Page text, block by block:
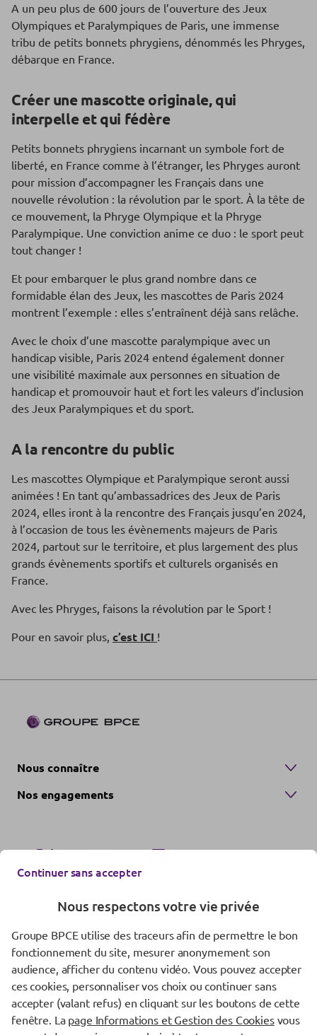
A un peu plus de 600 jours de l’ouverture des Jeux
Olympiques et Paralympiques de Paris, une immense
tribu de petits bonnets phrygiens, dénommés les Phryges,
débarque en France.
Créer une mascotte originale, qui
interpelle et qui fédère
Petits bonnets phrygiens incarnant un symbole fort de
liberté, en France comme à l’étranger, les Phryges auront
pour mission d’accompagner les Français dans une
nouvelle révolution : la révolution par le sport. À la tête de
ce mouvement, la Phryge Olympique et la Phryge
Paralympique. Une conviction anime ce duo : le sport peut
tout changer !
Et pour embarquer le plus grand nombre dans ce
formidable élan des Jeux, les mascottes de Paris 2024
montrent l’exemple : elles s’entraînent déjà sans relâche.
Avec le choix d’une mascotte paralympique avec un
handicap visible, Paris 2024 entend également donner
une visibilité maximale aux personnes en situation de
handicap et promouvoir haut et fort les valeurs d’inclusion
des Jeux Paralympiques et du sport.
A la rencontre du public
Les mascottes Olympique et Paralympique seront aussi
animées ! En tant qu’ambassadrices des Jeux de Paris
2024, elles iront à la rencontre des Français jusqu’en 2024,
à l’occasion de tous les évènements majeurs de Paris
2024, partout sur le territoire, et plus largement des plus
grands évènements sportifs et culturels organisés en
France.
Avec les Phryges, faisons la révolution par le Sport !
Pour en savoir plus, c’est ICI !
Nous connaître
Nos engagements
Mentions réglementaires
Données personnelles
Gestion des cookies
Continuer sans accepter
Nous respectons votre vie privée
Groupe BPCE utilise des traceurs afin de permettre le bon
fonctionnement du site, mesurer anonymement son
audience, afficher du contenu vidéo. Vous pouvez accepter
ces cookies, personnaliser vos choix ou continuer sans
accepter (valant refus) en cliquant sur les boutons de cette
fenêtre. La page Informations et Gestion des Cookiesvous